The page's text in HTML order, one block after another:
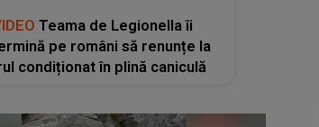
Teama de Legionella îi
pe români să renunțe la
condiționat în plină caniculă